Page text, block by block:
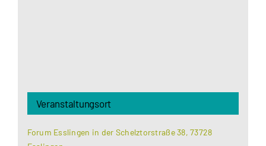
Veranstaltungsort
Forum Esslingen in der Schelztorstraße 38, 73728